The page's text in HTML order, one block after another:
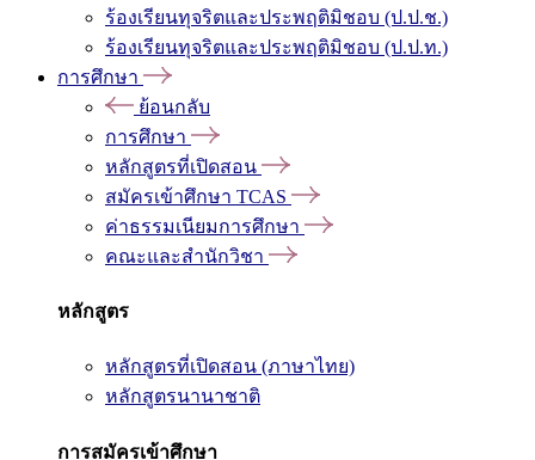
ร้องเรียนทุจริตและประพฤติมิชอบ (ป.ป.ช.)
ร้องเรียนทุจริตและประพฤติมิชอบ (ป.ป.ท.)
การศึกษา
ย้อนกลับ
การศึกษา
หลักสูตรที่เปิดสอน
สมัครเข้าศึกษา TCAS
ค่าธรรมเนียมการศึกษา
คณะและสำนักวิชา
หลักสูตร
หลักสูตรที่เปิดสอน (ภาษาไทย)
หลักสูตรนานาชาติ
การสมัครเข้าศึกษา